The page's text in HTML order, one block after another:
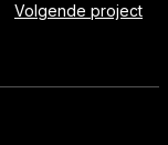
Volgende project